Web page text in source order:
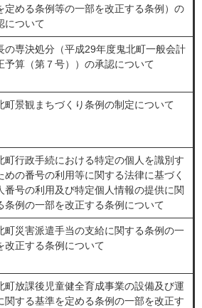
定める条例等の一部を改正する条例）の
について
の専決処分（平成29年度鬼北町一般会計
予算（第７号））の承認について
町景観まちづくり条例の制定について
町行政手続における特定の個人を識別す
めの番号の利用等に関する法律に基づく
番号の利用及び特定個人情報の提供に関
条例の一部を改正する条例について
町災害派遣手当の支給に関する条例の一
改正する条例について
町放課後児童健全育成事業の設備及び運
関する基準を定める条例の一部を改正す